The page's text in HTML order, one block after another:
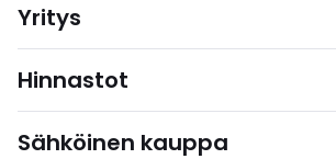
Yritys
Hinnastot
Sähköinen kauppa